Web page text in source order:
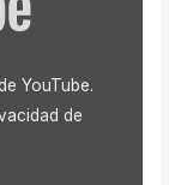
YouTube.
de